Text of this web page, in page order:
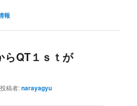
報
らQT１ｓｔが
投稿者:narayagyu